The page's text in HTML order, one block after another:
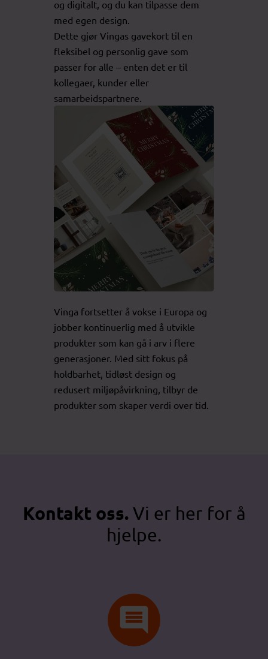
og digitalt, og du kan tilpasse dem
med egen design.
Dette gjør Vingas gavekort til en
fleksibel og personlig gave som
passer for alle – enten det er til
kollegaer, kunder eller
samarbeidspartnere.
Vinga fortsetter å vokse i Europa og
jobber kontinuerlig med å utvikle
produkter som kan gå i arv i flere
generasjoner. Med sitt fokus på
holdbarhet, tidløst design og
redusert miljøpåvirkning, tilbyr de
produkter som skaper verdi over tid.
Kontakt oss.Vi er her for å
hjelpe.